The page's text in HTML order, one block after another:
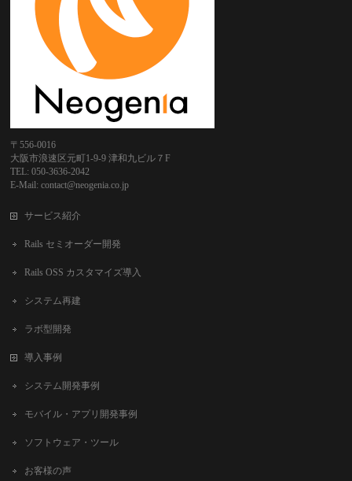
〒556-0016
大阪市浪速区元町1-9-9 津和九ビル７F
TEL: 050-3636-2042
E-Mail: contact@neogenia.co.jp
サービス紹介
Rails セミオーダー開発
Rails OSS カスタマイズ導入
システム再建
ラボ型開発
導入事例
システム開発事例
モバイル・アプリ開発事例
ソフトウェア・ツール
お客様の声